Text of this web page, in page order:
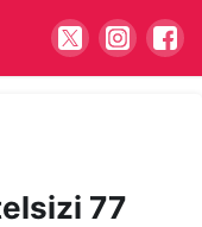
77
devam